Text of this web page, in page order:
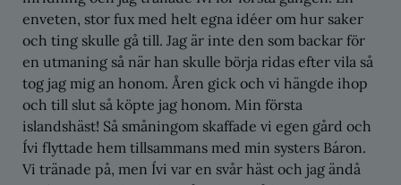
enveten, stor fux med helt egna idéer om hur saker
och ting skulle gå till. Jag är inte den som backar för
en utmaning så när han skulle börja ridas efter vila så
tog jag mig an honom. Åren gick och vi hängde ihop
och till slut så köpte jag honom. Min första
islandshäst! Så småningom skaffade vi egen gård och
Ívi flyttade hem tillsammans med min systers Báron.
Vi tränade på, men Ívi var en svår häst och jag ändå